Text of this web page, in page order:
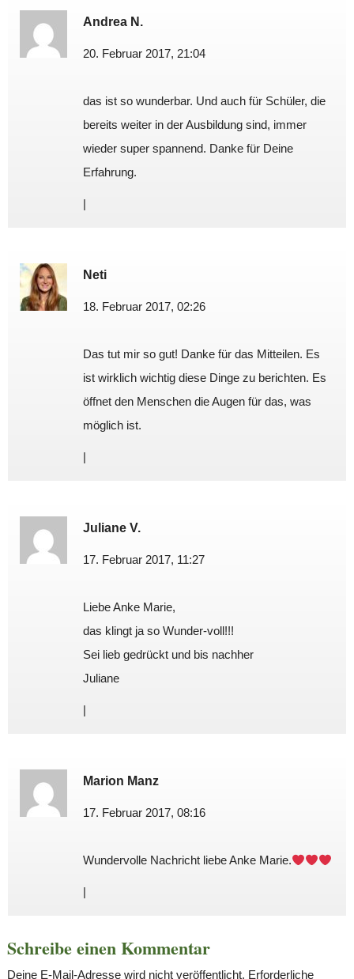
Andrea N.
20. Februar 2017, 21:04
das ist so wunderbar. Und auch für Schüler, die
bereits weiter in der Ausbildung sind, immer
wieder super spannend. Danke für Deine
Erfahrung.
|
Neti
18. Februar 2017, 02:26
Das tut mir so gut! Danke für das Mitteilen. Es
ist wirklich wichtig diese Dinge zu berichten. Es
öffnet den Menschen die Augen für das, was
möglich ist.
|
Juliane V.
17. Februar 2017, 11:27
Liebe Anke Marie,
das klingt ja so Wunder-voll!!!
Sei lieb gedrückt und bis nachher
Juliane
|
Marion Manz
17. Februar 2017, 08:16
Wundervolle Nachricht liebe Anke Marie.
|
Schreibe einen Kommentar
Deine E-Mail-Adresse wird nicht veröffentlicht. Erforderliche